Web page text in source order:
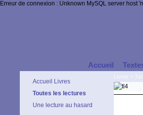
Erreur de connexion : Unknown MySQL server host
Accueil
Accueil Livres
Toutes les lectures
Une lecture au hasard